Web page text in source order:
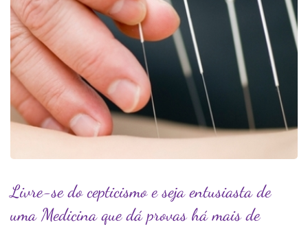
Livre-se do cepticismo e seja entusiasta de
uma Medicina que dá provas há mais de